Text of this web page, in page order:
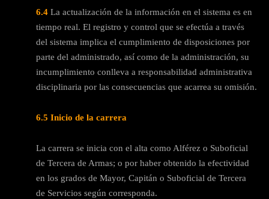
6.4 La actualización de la información en el sistema es en
tiempo real. El registro y control que se efectúa a través
del sistema implica el cumplimiento de disposiciones por
parte del administrado, así como de la administración, su
incumplimiento conlleva a responsabilidad administrativa
disciplinaria por las consecuencias que acarrea su omisión.
6.5 Inicio de la carrera
La carrera se inicia con el alta como Alférez o Suboficial
de Tercera de Armas; o por haber obtenido la efectividad
en los grados de Mayor, Capitán o Suboficial de Tercera
de Servicios según corresponda.